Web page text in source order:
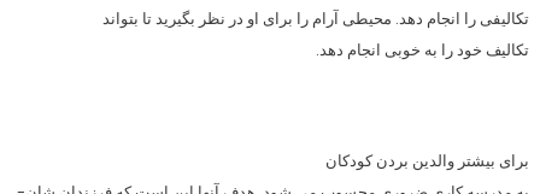
تكالیفی را انجام دهد. محیطی آرام را برای او در نظر بگیرید تا بتواند
تكالیف خود را به خوبی انجام دهد.
برای بیشتر والدین بردن كودكان